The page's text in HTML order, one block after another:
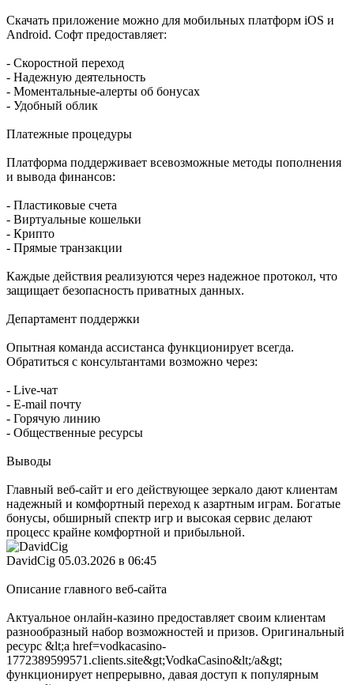
Скачать приложение можно для мобильных платформ iOS и
Android. Софт предоставляет:
- Скоростной переход
- Надежную деятельность
- Моментальные-алерты об бонусах
- Удобный облик
Платежные процедуры
Платформа поддерживает всевозможные методы пополнения
и вывода финансов:
- Пластиковые счета
- Виртуальные кошельки
- Крипто
- Прямые транзакции
Каждые действия реализуются через надежное протокол, что
защищает безопасность приватных данных.
Департамент поддержки
Опытная команда ассистанса функционирует всегда.
Обратиться с консультантами возможно через:
- Live-чат
- E-mail почту
- Горячую линию
- Общественные ресурсы
Выводы
Главный веб-сайт и его действующее зеркало дают клиентам
надежный и комфортный переход к азартным играм. Богатые
бонусы, обширный спектр игр и высокая сервис делают
процесс крайне комфортной и прибыльной.
DavidCig 05.03.2026 в 06:45
Описание главного веб-сайта
Актуальное онлайн-казино предоставляет своим клиентам
разнообразный набор возможностей и призов. Оригинальный
ресурс &lt;a href=vodkacasino-
1772389599571.clients.site&gt;VodkaCasino&lt;/a&gt;
функционирует непрерывно, давая доступ к популярным